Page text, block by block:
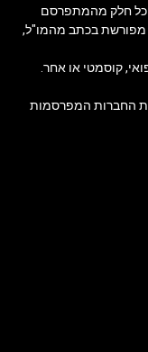
כל חלק מהמתפרסם
מפורשת בכתב מהמו"ל,
קוסמטי או אחר.
החברות המפרסמות